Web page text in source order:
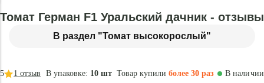
В раздел "Томат высокорослый"
Томат Герман F1 Уральский дачник - отзывы
В упаковке: 10 шт Товар купилиболее 30 раз
5 1 отзыв В наличии